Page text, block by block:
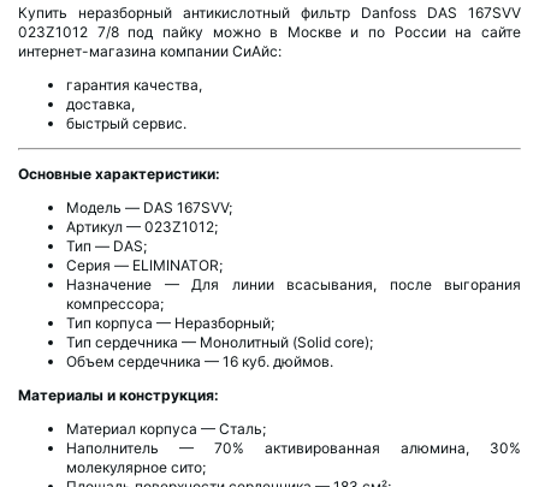
Купить неразборный антикислотный фильтр Danfoss DAS 167SVV
023Z1012 7/8 под пайку можно в Москве и по России на сайте
интернет-магазина компании СиАйс:
гарантия качества,
доставка,
быстрый сервис.
Основные характеристики:
Модель — DAS 167SVV;
Артикул — 023Z1012;
Тип — DAS;
Серия — ELIMINATOR;
Назначение — Для линии всасывания, после выгорания
компрессора;
Тип корпуса — Неразборный;
Тип сердечника — Монолитный (Solid core);
Объем сердечника — 16 куб. дюймов.
Материалы и конструкция:
Материал корпуса — Сталь;
Наполнитель — 70% активированная алюмина, 30%
молекулярное сито;